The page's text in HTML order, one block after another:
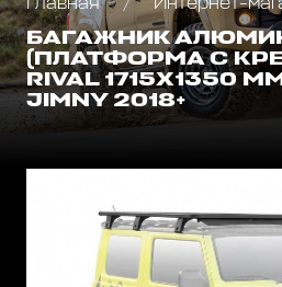
БАГАЖНИК
(ПЛАТФОРМА С
RIVAL 1715X1350
JIMNY 2018+